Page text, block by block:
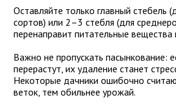
Оставляйте только главный стебель
сортов) или 2–3 стебля (для
перенаправит питательные вещества
Важно не пропускать пасынкование:
перерастут, их удаление станет
Некоторые дачники ошибочно
веток, тем обильнее урожай.